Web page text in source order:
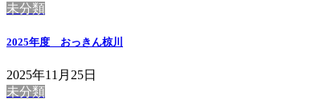
未分類
2025年度 おっきん椋川
2025年11月25日
未分類